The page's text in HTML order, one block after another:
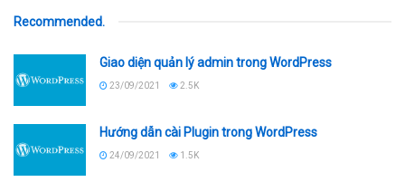
Recommended.
Giao diện quản lý admin trong WordPress
23/09/2021 2.5K
Hướng dẫn cài Plugin trong WordPress
24/09/2021 1.5K